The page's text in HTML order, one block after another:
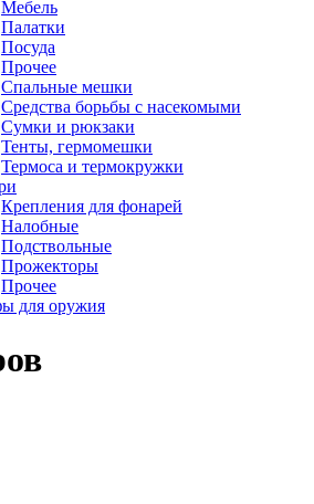
Мебель
Палатки
Посуда
Прочее
Спальные мешки
Средства борьбы с насекомыми
Сумки и рюкзаки
Тенты, гермомешки
Термоса и термокружки
Крепления для фонарей
Налобные
Подствольные
Прожекторы
Прочее
для оружия